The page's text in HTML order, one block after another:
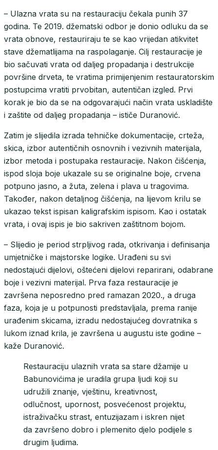
– Ulazna vrata su na restauraciju čekala punih 37
godina. Te 2019. džematski odbor je donio odluku da se
vrata obnove, restauriraju te se kao vrijedan atikvitet
stave džematlijama na raspolaganje. Cilj restauracije je
bio sačuvati vrata od daljeg propadanja i destrukcije
površine drveta, te vratima primijenjenim restauratorskim
postupcima vratiti prvobitan, autentičan izgled. Prvi
korak je bio da se na odgovarajući način vrata uskladište
i zaštite od daljeg propadanja – ističe Duranović.
Zatim je slijedila izrada tehničke dokumentacije, crteža,
skica, izbor autentičnih osnovnih i vezivnih materijala,
izbor metoda i postupaka restauracije. Nakon čišćenja,
ispod sloja boje ukazale su se originalne boje, crvena
potpuno jasno, a žuta, zelena i plava u tragovima.
Također, nakon detaljnog čišćenja, na lijevom krilu se
ukazao tekst ispisan kaligrafskim ispisom. Kao i ostatak
vrata, i ovaj ispis je bio sakriven zaštitnom bojom.
– Slijedio je period strpljivog rada, otkrivanja i definisanja
umjetničke i majstorske logike. Urađeni su svi
nedostajući dijelovi, oštećeni dijelovi reparirani, odabrane
boje i vezivni materijal. Prva faza restauracije je
završena neposredno pred ramazan 2020., a druga
faza, koja je u potpunosti predstavljala, prema ranije
urađenim skicama, izradu nedostajućeg dovratnika s
lukom iznad krila, je završena u augustu iste godine –
kaže Duranović.
Restauraciju ulaznih vrata sa stare džamije u
Babunovićima je uradila grupa ljudi koji su
udružili znanje, vještinu, kreativnost,
odlučnost, upornost, posvećenost projektu,
istraživačku strast, entuzijazam i iskren nijet
da završeno dobro i plemenito djelo podijele s
drugim ljudima.